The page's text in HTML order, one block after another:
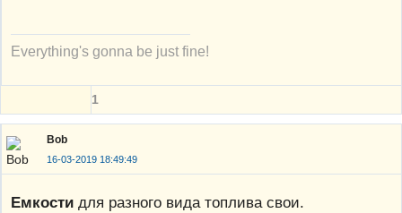
Everything's gonna be just fine!
1
Bob
16-03-2019 18:49:49
Емкости для разного вида топлива свои.